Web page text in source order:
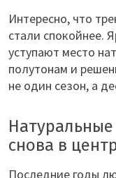
Интересно, что
стали спокойнее.
уступают место
полутонам и
не один сезон, а
снова в
Последние годы